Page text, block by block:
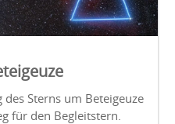
Sterns um Beteigeuze
für den Begleitstern.